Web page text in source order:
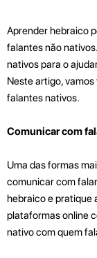
Aprender hebraico
falantes não
nativos para o
Neste artigo,
falantes nativos.
Comunicar com
Uma das formas
comunicar com
hebraico e pratique
plataformas online
nativo com quem